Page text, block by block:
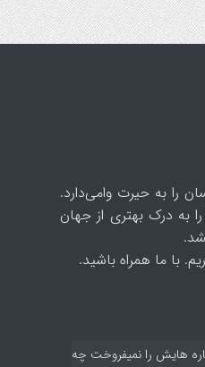
را به حیرت وامی‌دارد.
به درک بهتری از جهان
با ما همراه باشید.
هایش را نمیفروخت چه